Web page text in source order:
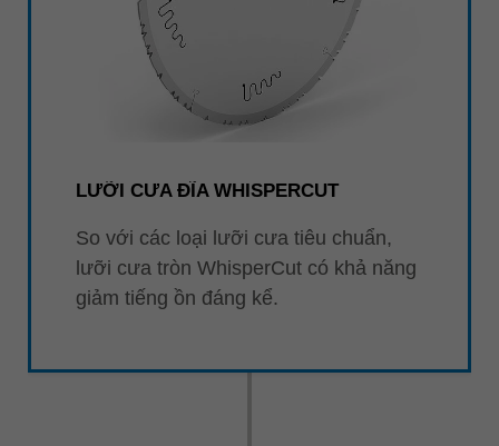
LƯỠI CƯA ĐĨA WHISPERCUT
So với các loại lưỡi cưa tiêu chuẩn,
lưỡi cưa tròn WhisperCut có khả năng
giảm tiếng ồn đáng kể.